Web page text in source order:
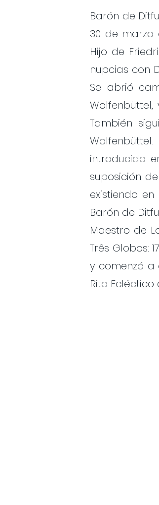
Barón de
30 de marzo
Hijo de
nupcias con
Se abrió
También
Wolfenbüttel.
introducido
suposición
existiendo
Barón de
Maestro de
Três Globos:
y comenzó a
Rito Ecléctico